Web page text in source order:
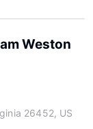
Weston
26452, US